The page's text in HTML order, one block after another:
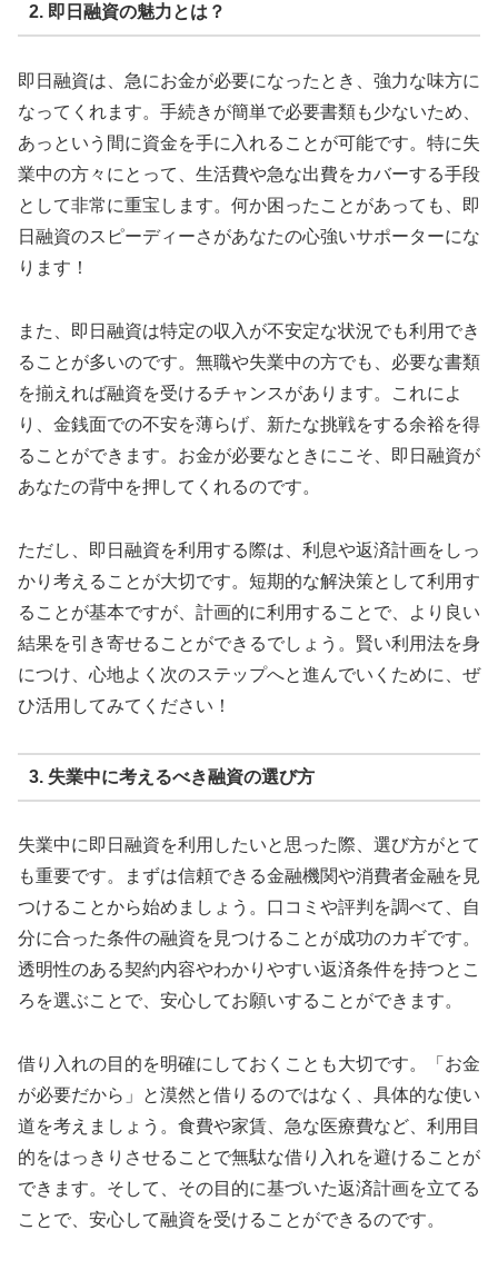
2. 即日融資の魅力とは？
即日融資は、急にお金が必要になったとき、強力な味方に
なってくれます。手続きが簡単で必要書類も少ないため、
あっという間に資金を手に入れることが可能です。特に失
業中の方々にとって、生活費や急な出費をカバーする手段
として非常に重宝します。何か困ったことがあっても、即
日融資のスピーディーさがあなたの心強いサポーターにな
ります！
また、即日融資は特定の収入が不安定な状況でも利用でき
ることが多いのです。無職や失業中の方でも、必要な書類
を揃えれば融資を受けるチャンスがあります。これによ
り、金銭面での不安を薄らげ、新たな挑戦をする余裕を得
ることができます。お金が必要なときにこそ、即日融資が
あなたの背中を押してくれるのです。
ただし、即日融資を利用する際は、利息や返済計画をしっ
かり考えることが大切です。短期的な解決策として利用す
ることが基本ですが、計画的に利用することで、より良い
結果を引き寄せることができるでしょう。賢い利用法を身
につけ、心地よく次のステップへと進んでいくために、ぜ
ひ活用してみてください！
3. 失業中に考えるべき融資の選び方
失業中に即日融資を利用したいと思った際、選び方がとて
も重要です。まずは信頼できる金融機関や消費者金融を見
つけることから始めましょう。口コミや評判を調べて、自
分に合った条件の融資を見つけることが成功のカギです。
透明性のある契約内容やわかりやすい返済条件を持つとこ
ろを選ぶことで、安心してお願いすることができます。
借り入れの目的を明確にしておくことも大切です。「お金
が必要だから」と漠然と借りるのではなく、具体的な使い
道を考えましょう。食費や家賃、急な医療費など、利用目
的をはっきりさせることで無駄な借り入れを避けることが
できます。そして、その目的に基づいた返済計画を立てる
ことで、安心して融資を受けることができるのです。